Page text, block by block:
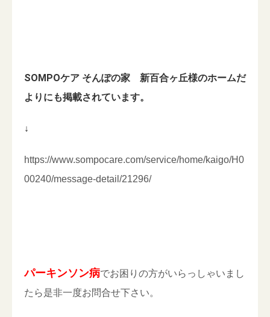
SOMPOケア そんぽの家 新百合ヶ丘様のホームだ
よりにも掲載されています。
↓
https://www.sompocare.com/service/home/kaigo/H0
00240/message-detail/21296/
パーキンソン病でお困りの方がいらっしゃいまし
たら是非一度お問合せ下さい。